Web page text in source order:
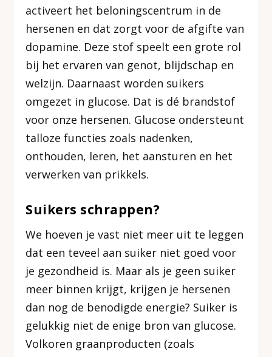
activeert het beloningscentrum in de
hersenen en dat zorgt voor de afgifte van
dopamine. Deze stof speelt een grote rol
bij het ervaren van genot, blijdschap en
welzijn. Daarnaast worden suikers
omgezet in glucose. Dat is dé brandstof
voor onze hersenen. Glucose ondersteunt
talloze functies zoals nadenken,
onthouden, leren, het aansturen en het
verwerken van prikkels.
Suikers schrappen?
We hoeven je vast niet meer uit te leggen
dat een teveel aan suiker niet goed voor
je gezondheid is. Maar als je geen suiker
meer binnen krijgt, krijgen je hersenen
dan nog de benodigde energie? Suiker is
gelukkig niet de enige bron van glucose.
Volkoren graanproducten (zoals